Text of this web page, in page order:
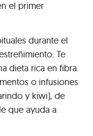
el primer
durante el
Te
dieta rica en fibra.
o infusiones
y kiwi), de
que ayuda a